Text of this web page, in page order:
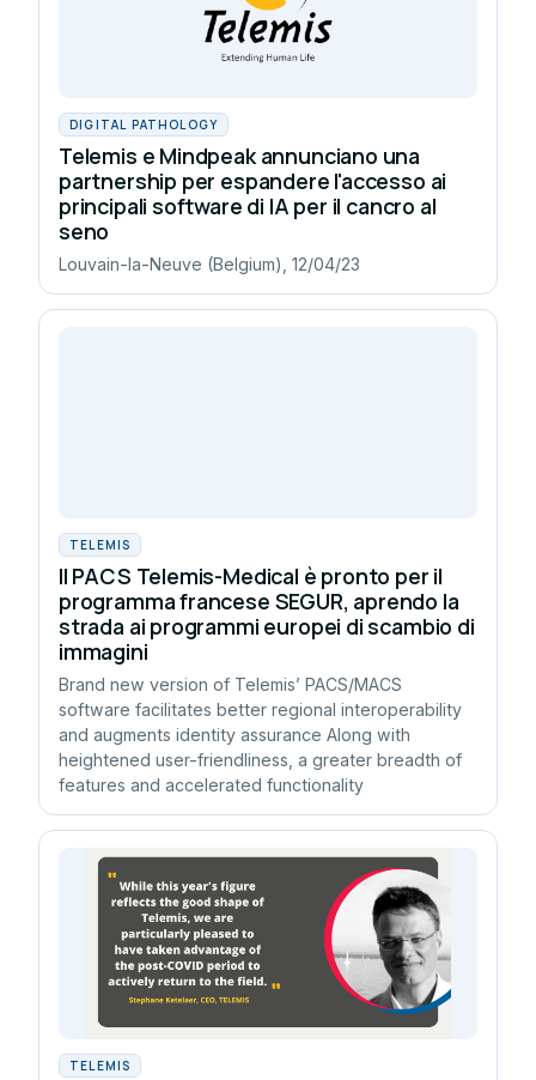
DIGITAL PATHOLOGY
Telemis e Mindpeak annunciano una
partnership per espandere l'accesso ai
principali software di IA per il cancro al
seno
Louvain-la-Neuve (Belgium), 12/04/23
TELEMIS
Il PACS Telemis-Medical è pronto per il
programma francese SEGUR, aprendo la
strada ai programmi europei di scambio di
immagini
Brand new version of Telemis’ PACS/MACS
software facilitates better regional interoperability
and augments identity assurance Along with
heightened user-friendliness, a greater breadth of
features and accelerated functionality
TELEMIS